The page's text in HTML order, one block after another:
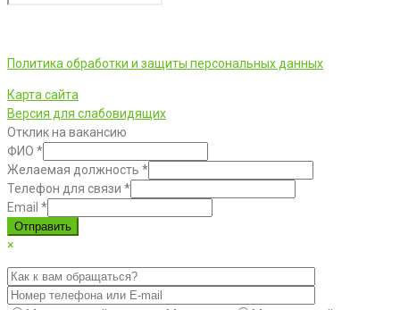
Политика обработки и защиты персональных данных
Карта сайта
Версия для слабовидящих
Отклик на вакансию
ФИО *
Желаемая должность *
Телефон для связи *
Email *
Отправить
×